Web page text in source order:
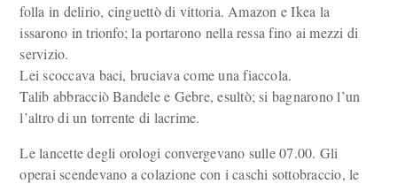
folla in delirio, cinguettò di vittoria. Amazon e Ikea la
issarono in trionfo; la portarono nella ressa fino ai mezzi di
servizio.
Lei scoccava baci, bruciava come una fiaccola.
Talib abbracciò Bandele e Gebre, esultò; si bagnarono l’un
l’altro di un torrente di lacrime.
Le lancette degli orologi convergevano sulle 07.00. Gli
operai scendevano a colazione con i caschi sottobraccio, le